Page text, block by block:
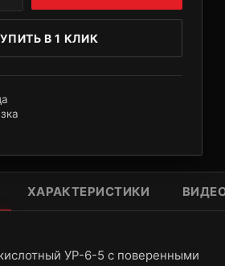
ХАРАКТЕРИСТИКИ
УР-6-5 с поверенными
В 1 КЛИК